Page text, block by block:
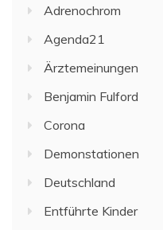
Adrenochrom
Agenda21
Ärztemeinungen
Benjamin Fulford
Corona
Demonstationen
Deutschland
Entführte Kinder